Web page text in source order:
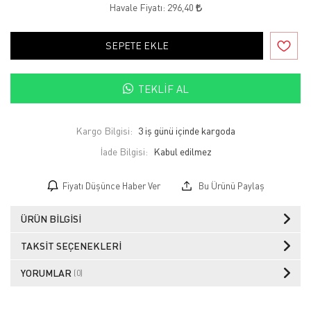
Havale Fiyatı: 296,40
SEPETE EKLE
TEKLIF AL
Kargo Bilgisi: 3 iş günü içinde kargoda
İade Bilgisi:
Fiyatı Düşünce Haber Ver Bu Ürünü Paylaş
ÜRÜN BILGISI
TAKSIT SEÇENEKLERI
YORUMLAR (0)